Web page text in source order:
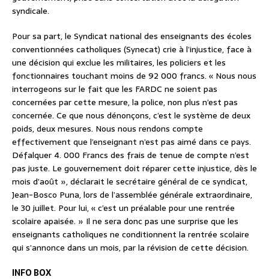
syndicale.
Pour sa part, le Syndicat national des enseignants des écoles
conventionnées catholiques (Synecat) crie à l’injustice, face à
une décision qui exclue les militaires, les policiers et les
fonctionnaires touchant moins de 92 000 francs. « Nous nous
interrogeons sur le fait que les FARDC ne soient pas
concernées par cette mesure, la police, non plus n’est pas
concernée. Ce que nous dénonçons, c’est le système de deux
poids, deux mesures. Nous nous rendons compte
effectivement que l’enseignant n’est pas aimé dans ce pays.
Défalquer 4. 000 Francs des frais de tenue de compte n’est
pas juste. Le gouvernement doit réparer cette injustice, dès le
mois d’août », déclarait le secrétaire général de ce syndicat,
Jean-Bosco Puna, lors de l’assemblée générale extraordinaire,
le 30 juillet. Pour lui, « c’est un préalable pour une rentrée
scolaire apaisée. » Il ne sera donc pas une surprise que les
enseignants catholiques ne conditionnent la rentrée scolaire
qui s’annonce dans un mois, par la révision de cette décision.
INFO BOX